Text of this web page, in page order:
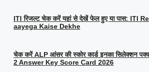
ITI रिजल्ट चेक करें यहां से देखें फेल हुए या पास: ITI
aayega Kaise Dekhe
चेक करें ALP आंसर की स्कोर कार्ड इनका सिलेक्शन
2 Answer Key Score Card 2026